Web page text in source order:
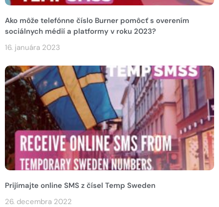
Ako môže telefónne číslo Burner pomôcť s overením
sociálnych médií a platformy v roku 2023?
16. januára 2023
Prijímajte online SMS z čísel Temp Sweden
26. decembra 2022